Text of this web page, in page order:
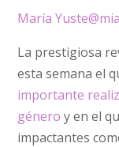
María Yuste
La prestigiosa
esta semana el
importante
género y en el
impactantes